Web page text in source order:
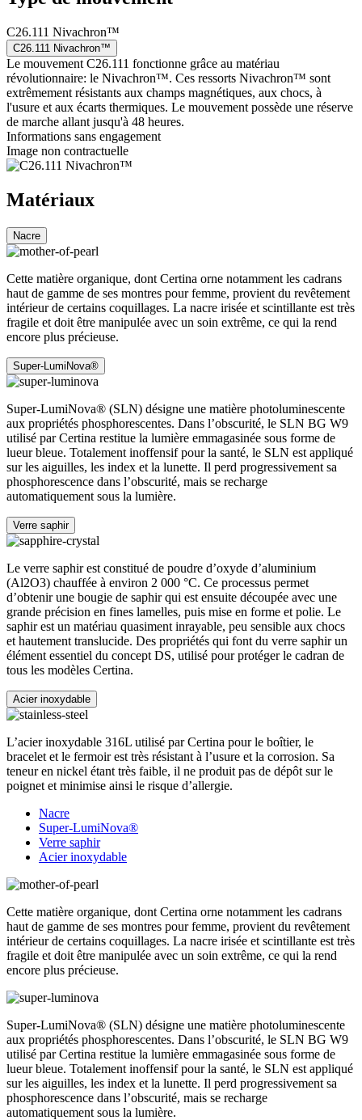
C26.111 Nivachron™
C26.111 Nivachron™
Le mouvement C26.111 fonctionne grâce au matériau
révolutionnaire: le Nivachron™. Ces ressorts Nivachron™ sont
extrêmement résistants aux champs magnétiques, aux chocs, à
l'usure et aux écarts thermiques. Le mouvement possède une réserve
de marche allant jusqu'à 48 heures.
Informations sans engagement
Image non contractuelle
Matériaux
Nacre
Cette matière organique, dont Certina orne notamment les cadrans
haut de gamme de ses montres pour femme, provient du revêtement
intérieur de certains coquillages. La nacre irisée et scintillante est très
fragile et doit être manipulée avec un soin extrême, ce qui la rend
encore plus précieuse.
Super-LumiNova®
Super-LumiNova® (SLN) désigne une matière photoluminescente
aux propriétés phosphorescentes. Dans l’obscurité, le SLN BG W9
utilisé par Certina restitue la lumière emmagasinée sous forme de
lueur bleue. Totalement inoffensif pour la santé, le SLN est appliqué
sur les aiguilles, les index et la lunette. Il perd progressivement sa
phosphorescence dans l’obscurité, mais se recharge
automatiquement sous la lumière.
Verre saphir
Le verre saphir est constitué de poudre d’oxyde d’aluminium
(Al2O3) chauffée à environ 2 000 °C. Ce processus permet
d’obtenir une bougie de saphir qui est ensuite découpée avec une
grande précision en fines lamelles, puis mise en forme et polie. Le
saphir est un matériau quasiment inrayable, peu sensible aux chocs
et hautement translucide. Des propriétés qui font du verre saphir un
élément essentiel du concept DS, utilisé pour protéger le cadran de
tous les modèles Certina.
Acier inoxydable
L’acier inoxydable 316L utilisé par Certina pour le boîtier, le
bracelet et le fermoir est très résistant à l’usure et la corrosion. Sa
teneur en nickel étant très faible, il ne produit pas de dépôt sur le
poignet et minimise ainsi le risque d’allergie.
Nacre
Super-LumiNova®
Verre saphir
Acier inoxydable
Cette matière organique, dont Certina orne notamment les cadrans
haut de gamme de ses montres pour femme, provient du revêtement
intérieur de certains coquillages. La nacre irisée et scintillante est très
fragile et doit être manipulée avec un soin extrême, ce qui la rend
encore plus précieuse.
Super-LumiNova® (SLN) désigne une matière photoluminescente
aux propriétés phosphorescentes. Dans l’obscurité, le SLN BG W9
utilisé par Certina restitue la lumière emmagasinée sous forme de
lueur bleue. Totalement inoffensif pour la santé, le SLN est appliqué
sur les aiguilles, les index et la lunette. Il perd progressivement sa
phosphorescence dans l’obscurité, mais se recharge
automatiquement sous la lumière.